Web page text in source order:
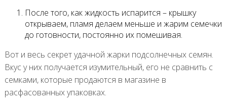
После того, как жидкость испарится – крышку
открываем, пламя делаем меньше и жарим семечки
до готовности, постоянно их помешивая.
Вот и весь секрет удачной жарки подсолнечных семян.
Вкус у них получается изумительный, его не сравнить с
семками, которые продаются в магазине в
расфасованных упаковках.